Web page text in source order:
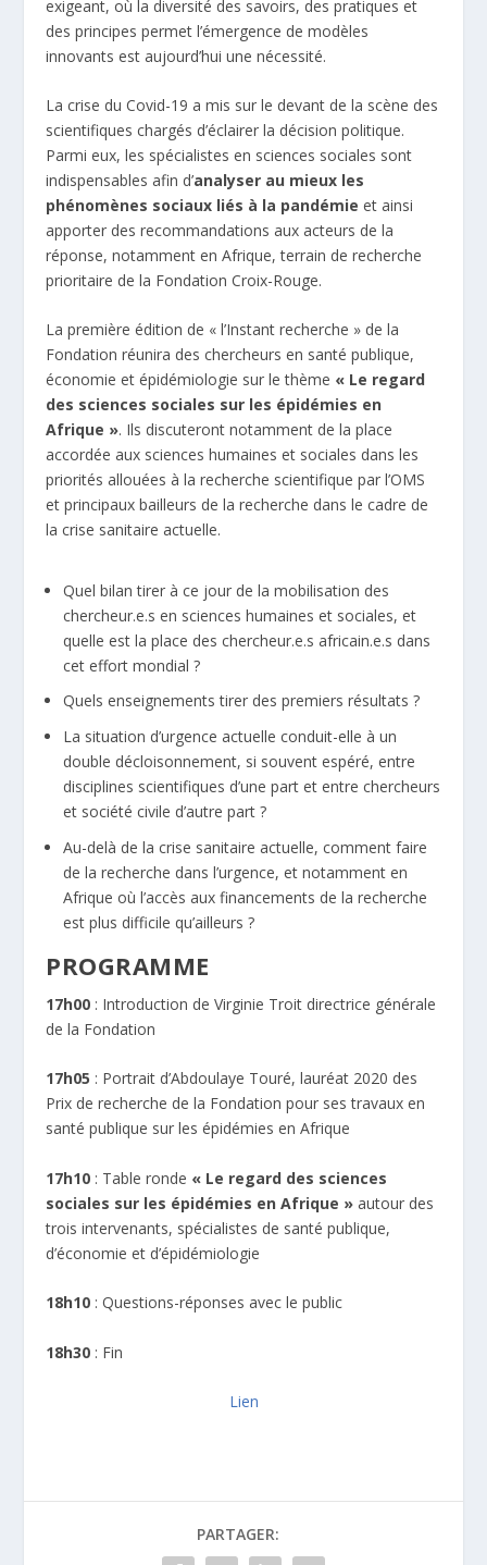
exigeant, où la diversité des savoirs, des pratiques et
des principes permet l’émergence de modèles
innovants est aujourd’hui une nécessité.
La crise du Covid-19 a mis sur le devant de la scène des
scientifiques chargés d’éclairer la décision politique.
Parmi eux, les spécialistes en sciences sociales sont
indispensables afin d’analyser au mieux les
phénomènes sociaux liés à la pandémie et ainsi
apporter des recommandations aux acteurs de la
réponse, notamment en Afrique, terrain de recherche
prioritaire de la Fondation Croix-Rouge.
La première édition de « l’Instant recherche » de la
Fondation réunira des chercheurs en santé publique,
économie et épidémiologie sur le thème « Le regard
des sciences sociales sur les épidémies en
Afrique ». Ils discuteront notamment de la place
accordée aux sciences humaines et sociales dans les
priorités allouées à la recherche scientifique par l’OMS
et principaux bailleurs de la recherche dans le cadre de
la crise sanitaire actuelle.
Quel bilan tirer à ce jour de la mobilisation des
chercheur.e.s en sciences humaines et sociales, et
quelle est la place des chercheur.e.s africain.e.s dans
cet effort mondial ?
Quels enseignements tirer des premiers résultats ?
La situation d’urgence actuelle conduit-elle à un
double décloisonnement, si souvent espéré, entre
disciplines scientifiques d’une part et entre chercheurs
et société civile d’autre part ?
Au-delà de la crise sanitaire actuelle, comment faire
de la recherche dans l’urgence, et notamment en
Afrique où l’accès aux financements de la recherche
est plus difficile qu’ailleurs ?
PROGRAMME
17h00 : Introduction de Virginie Troit directrice générale
de la Fondation
17h05 : Portrait d’Abdoulaye Touré, lauréat 2020 des
Prix de recherche de la Fondation pour ses travaux en
santé publique sur les épidémies en Afrique
17h10 : Table ronde « Le regard des sciences
sociales sur les épidémies en Afrique »autour des
trois intervenants, spécialistes de santé publique,
d’économie et d’épidémiologie
18h10 : Questions-réponses avec le public
18h30 : Fin
Lien
PARTAGER: